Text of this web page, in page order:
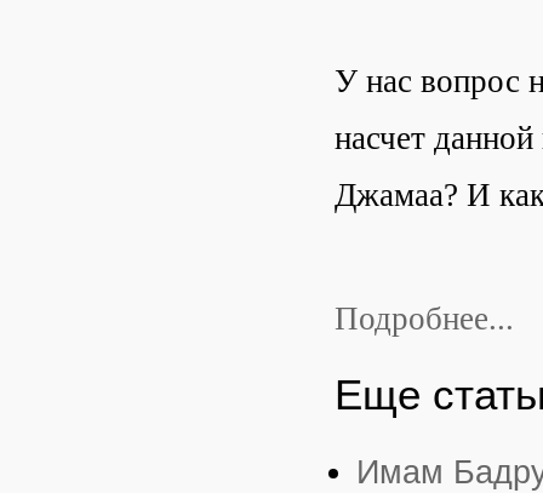
У нас вопрос
насчет
Джамаа? И
Подробнее...
Еще
Имам